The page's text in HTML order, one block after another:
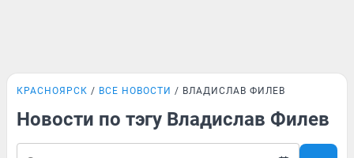
КРАСНОЯРСК ВСЕ НОВОСТИ ВЛАДИСЛАВ ФИЛЕВ
Новости по тэгу Владислав Филев